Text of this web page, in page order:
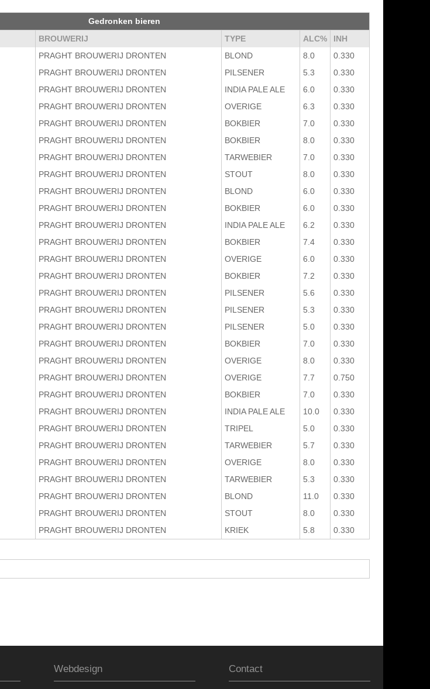
Gedronken bieren
BROUWERIJ TYPE ALC%
INH
PRAGHT BROUWERIJ DRONTEN BLOND 8.0
0.330
PRAGHT BROUWERIJ DRONTEN PILSENER 5.3
0.330
PRAGHT BROUWERIJ DRONTEN INDIA PALE ALE 6.0
0.330
PRAGHT BROUWERIJ DRONTEN OVERIGE 6.3
0.330
PRAGHT BROUWERIJ DRONTEN BOKBIER 7.0
0.330
PRAGHT BROUWERIJ DRONTEN BOKBIER 8.0
0.330
PRAGHT BROUWERIJ DRONTEN TARWEBIER 7.0
0.330
PRAGHT BROUWERIJ DRONTEN STOUT 8.0
0.330
PRAGHT BROUWERIJ DRONTEN BLOND 6.0
0.330
PRAGHT BROUWERIJ DRONTEN BOKBIER 6.0
0.330
PRAGHT BROUWERIJ DRONTEN INDIA PALE ALE 6.2
0.330
PRAGHT BROUWERIJ DRONTEN BOKBIER 7.4
0.330
PRAGHT BROUWERIJ DRONTEN OVERIGE 6.0
0.330
PRAGHT BROUWERIJ DRONTEN BOKBIER 7.2
0.330
PRAGHT BROUWERIJ DRONTEN PILSENER 5.6
0.330
PRAGHT BROUWERIJ DRONTEN PILSENER 5.3
0.330
PRAGHT BROUWERIJ DRONTEN PILSENER 5.0
0.330
PRAGHT BROUWERIJ DRONTEN BOKBIER 7.0
0.330
PRAGHT BROUWERIJ DRONTEN OVERIGE 8.0
0.330
PRAGHT BROUWERIJ DRONTEN OVERIGE 7.7
0.750
PRAGHT BROUWERIJ DRONTEN BOKBIER 7.0
0.330
PRAGHT BROUWERIJ DRONTEN INDIA PALE ALE 10.0
0.330
PRAGHT BROUWERIJ DRONTEN TRIPEL 5.0
0.330
PRAGHT BROUWERIJ DRONTEN TARWEBIER 5.7
0.330
PRAGHT BROUWERIJ DRONTEN OVERIGE 8.0
0.330
PRAGHT BROUWERIJ DRONTEN TARWEBIER 5.3
0.330
PRAGHT BROUWERIJ DRONTEN BLOND 11.0
0.330
PRAGHT BROUWERIJ DRONTEN STOUT 8.0
0.330
PRAGHT BROUWERIJ DRONTEN KRIEK 5.8 0.330
Webdesign Contact